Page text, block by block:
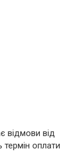
відмови від
оплати